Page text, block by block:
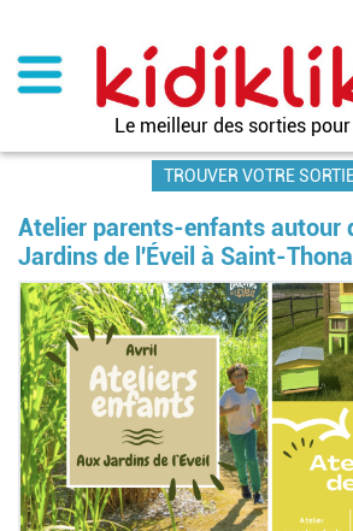
contenu
principal
Le meilleur des sorties
TROUVER VOTRE
Atelier parents-enfants autour
Jardins de l'Éveil à Saint-